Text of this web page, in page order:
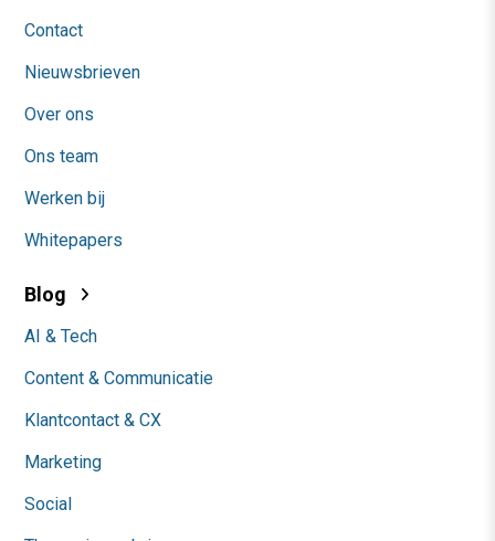
Contact
Nieuwsbrieven
Over ons
Ons team
Werken bij
Whitepapers
Blog
AI & Tech
Content & Communicatie
Klantcontact & CX
Marketing
Social